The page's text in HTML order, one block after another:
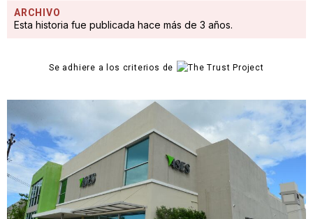
ARCHIVO
Esta historia fue publicada hace más de 3 años.
Se adhiere a los criterios de